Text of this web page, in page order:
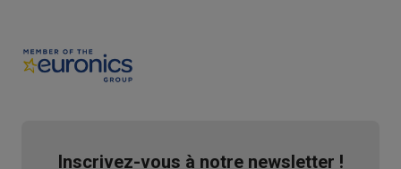
Inscrivez-vous à notre newsletter !